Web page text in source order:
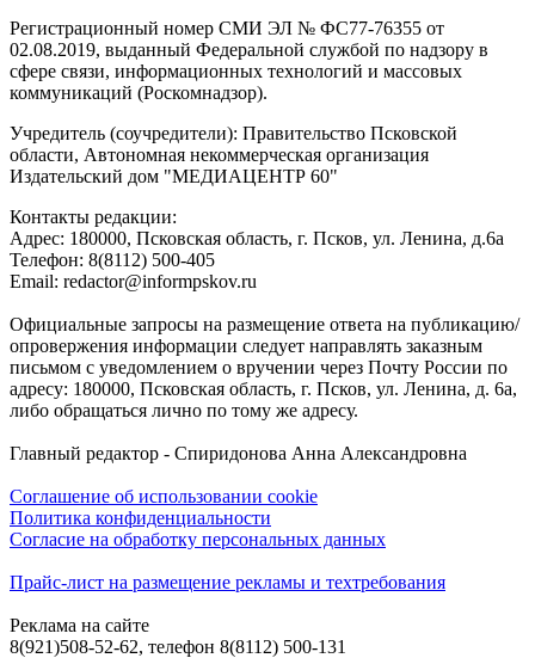
Регистрационный номер СМИ ЭЛ № ФС77-76355 от
02.08.2019, выданный Федеральной службой по надзору в
сфере связи, информационных технологий и массовых
коммуникаций (Роскомнадзор).
Учредитель (соучредители): Правительство Псковской
области, Автономная некоммерческая организация
Издательский дом "МЕДИАЦЕНТР 60"
Контакты редакции:
Адреc: 180000, Псковская область, г. Псков, ул. Ленина, д.6а
Телефон: 8(8112) 500-405
Email: redactor@informpskov.ru
Официальные запросы на размещение ответа на публикацию/
опровержения информации следует направлять заказным
письмом с уведомлением о вручении через Почту России по
адресу: 180000, Псковская область, г. Псков, ул. Ленина, д. 6а,
либо обращаться лично по тому же адресу.
Главный редактор - Спиридонова Анна Александровна
Соглашение об использовании cookie
Политика конфиденциальности
Согласие на обработку персональных данных
Прайс-лист на размещение рекламы и техтребования
Реклама на сайте
8(921)508-52-62, телефон 8(8112) 500-131